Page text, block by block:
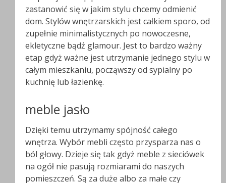
zastanowić się w jakim stylu chcemy odmienić
dom. Stylów wnętrzarskich jest całkiem sporo, od
zupełnie minimalistycznych po nowoczesne,
ekletyczne bądź glamour. Jest to bardzo ważny
etap gdyż ważne jest utrzymanie jednego stylu w
całym mieszkaniu, począwszy od sypialny po
kuchnię lub łazienkę.
meble jasło
Dzięki temu utrzymamy spójność całego
wnętrza. Wybór mebli często przysparza nas o
ból głowy. Dzieje się tak gdyż meble z sieciówek
na ogół nie pasują rozmiarami do naszych
pomieszczeń. Są za duże albo za małe czy